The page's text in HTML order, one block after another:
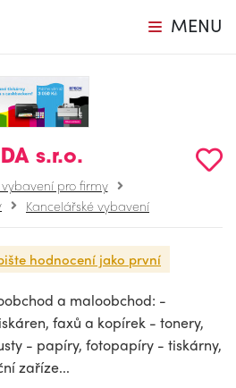
MENU
s.r.o.
vybavení pro firmy
Kancelářské vybavení
hodnocení jako první
a maloobchod: -
faxů a kopírek - tonery,
- papíry, fotopapíry - tiskárny,
zaříze...